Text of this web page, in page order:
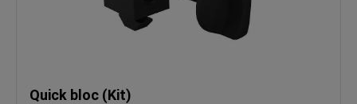
Quick bloc (Kit)